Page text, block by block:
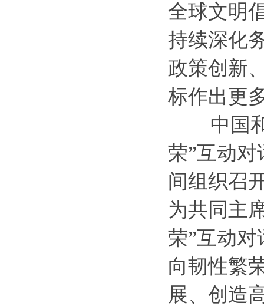
全球文明
持续深化
政策创新
标作出更
中国和
荣”互动
间组织召
为共同主
荣”互动
向韧性繁
展、创造